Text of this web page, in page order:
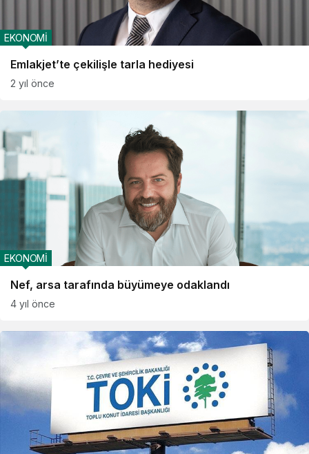
Emlakjet’te çekilişle tarla hediyesi
EKONOMİ
2 yıl önce
Nef, arsa tarafında büyümeye odaklandı
EKONOMİ
4 yıl önce